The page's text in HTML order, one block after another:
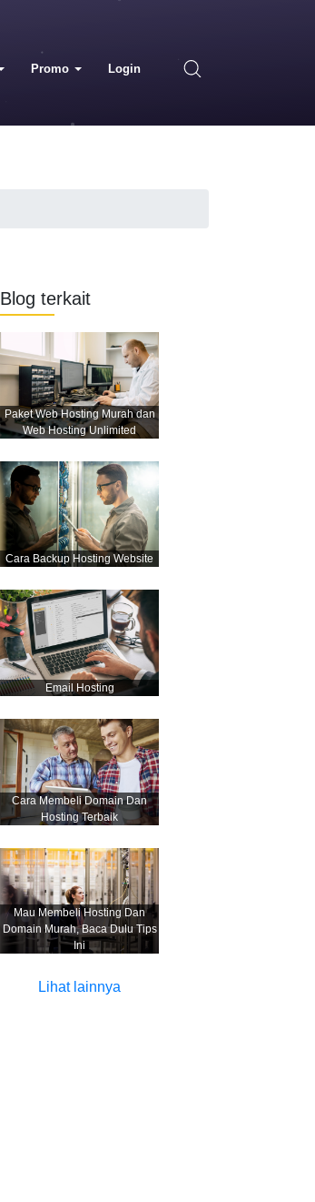
Promo Login
Blog terkait
Paket Web Hosting Murah dan
Web Hosting Unlimited
Cara Backup Hosting Website
Email Hosting
Cara Membeli Domain Dan
Hosting Terbaik
Mau Membeli Hosting Dan
Domain Murah, Baca Dulu Tips
Ini
Lihat lainnya